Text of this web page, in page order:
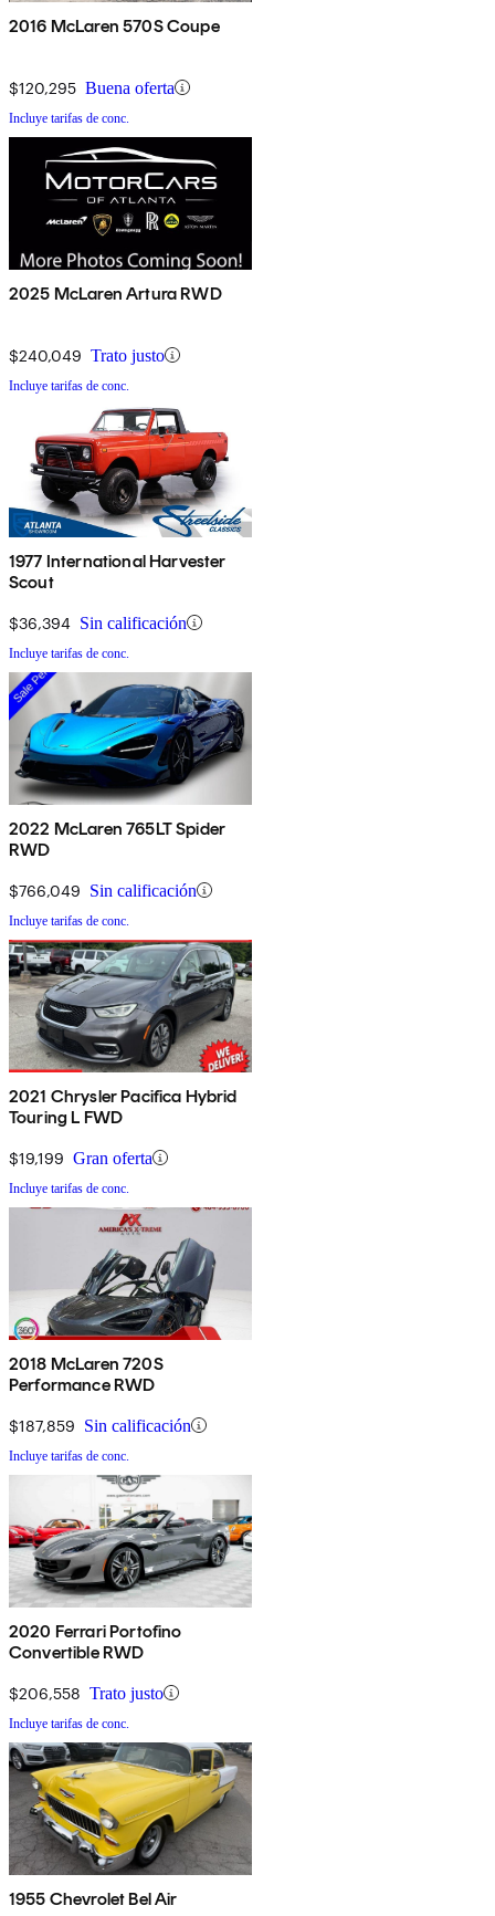
2016 McLaren 570S Coupe
$120,295 Buena oferta
Incluye tarifas de conc.
2025 McLaren Artura RWD
$240,049 Trato justo
Incluye tarifas de conc.
1977 International Harvester
Scout
$36,394 Sin calificación
Incluye tarifas de conc.
2022 McLaren 765LT Spider
RWD
$766,049 Sin calificación
Incluye tarifas de conc.
2021 Chrysler Pacifica Hybrid
Touring L FWD
$19,199 Gran oferta
Incluye tarifas de conc.
2018 McLaren 720S
Performance RWD
$187,859 Sin calificación
Incluye tarifas de conc.
2020 Ferrari Portofino
Convertible RWD
$206,558 Trato justo
Incluye tarifas de conc.
1955 Chevrolet Bel Air